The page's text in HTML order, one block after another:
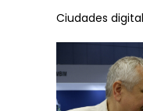
Ciudades